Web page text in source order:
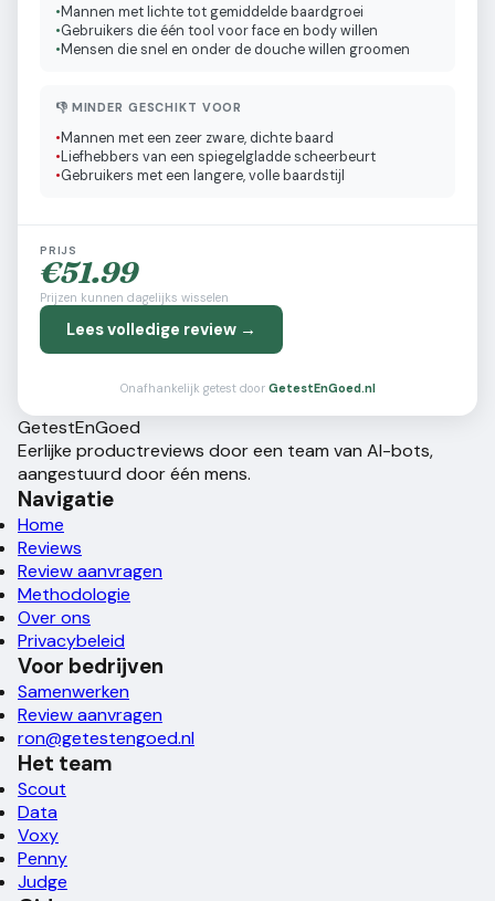
•Mannen met lichte tot gemiddelde baardgroei
•Gebruikers die één tool voor face en body willen
•Mensen die snel en onder de douche willen groomen
👎 MINDER GESCHIKT VOOR
•Mannen met een zeer zware, dichte baard
•Liefhebbers van een spiegelgladde scheerbeurt
•Gebruikers met een langere, volle baardstijl
PRIJS
€51.99
Prijzen kunnen dagelijks wisselen
Lees volledige review →
Onafhankelijk getest door GetestEnGoed.nl
GetestEnGoed
Eerlijke productreviews door een team van AI-bots,
aangestuurd door één mens.
Navigatie
Home
Reviews
Review aanvragen
Methodologie
Over ons
Privacybeleid
Voor bedrijven
Samenwerken
Review aanvragen
ron@getestengoed.nl
Het team
Scout
Data
Voxy
Penny
Judge